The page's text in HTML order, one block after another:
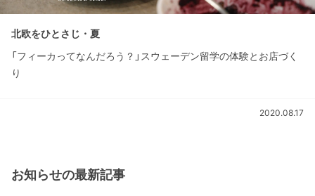
北欧をひとさじ・夏
「フィーカってなんだろう？」スウェーデン留学の体験とお店づく
り
2020.08.17
お知らせの最新記事